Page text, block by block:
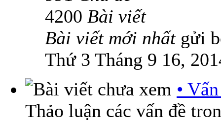
4200 Bài viết
Bài viết mới nhấtgửi
Thứ 3 Tháng 9 16,
•
Thảo luận các vấn đề